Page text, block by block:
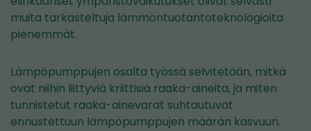
muita tarkasteltuja lämmöntuotantoteknologioita
pienemmät.
Lämpöpumppujen osalta työssä selvitetään, mitkä
ovat niihin liittyviä kriittisiä raaka-aineita, ja miten
tunnistetut raaka-ainevarat suhtautuvat
ennustettuun lämpöpumppujen määrän kasvuun.